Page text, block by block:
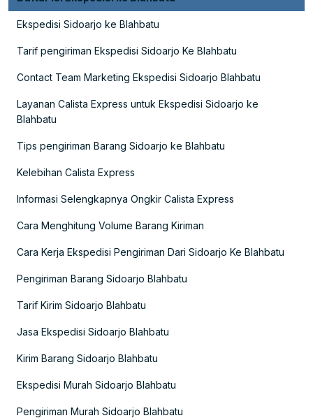
Ekspedisi Sidoarjo ke Blahbatu
Tarif pengiriman Ekspedisi Sidoarjo Ke Blahbatu
Contact Team Marketing Ekspedisi Sidoarjo Blahbatu
Layanan Calista Express untuk Ekspedisi Sidoarjo ke
Blahbatu
Tips pengiriman Barang Sidoarjo ke Blahbatu
Kelebihan Calista Express
Informasi Selengkapnya Ongkir Calista Express
Cara Menghitung Volume Barang Kiriman
Cara Kerja Ekspedisi Pengiriman Dari Sidoarjo Ke Blahbatu
Pengiriman Barang Sidoarjo Blahbatu
Tarif Kirim Sidoarjo Blahbatu
Jasa Ekspedisi Sidoarjo Blahbatu
Kirim Barang Sidoarjo Blahbatu
Ekspedisi Murah Sidoarjo Blahbatu
Pengiriman Murah Sidoarjo Blahbatu